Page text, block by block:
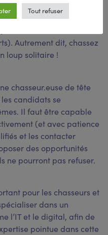
en équipe et de
avec tous les
Autrement dit, chassez
loup solitaire !
chasseur.euse de tête
candidats se
Il faut être capable
(et avec patience
et les contacter
des opportunités
ne pourront pas refuser.
pour les chasseurs et
dans un
l’IT et le digital, afin de
pointue dans cette
Tout refuser